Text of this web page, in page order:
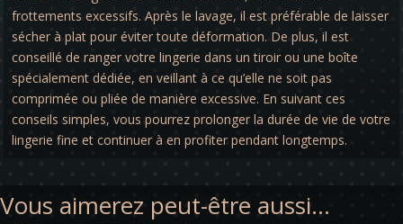
frottements excessifs. Après le lavage, il est préférable de laisser
sécher à plat pour éviter toute déformation. De plus, il est
conseillé de ranger votre lingerie dans un tiroir ou une boîte
spécialement dédiée, en veillant à ce qu’elle ne soit pas
comprimée ou pliée de manière excessive. En suivant ces
conseils simples, vous pourrez prolonger la durée de vie de votre
lingerie fine et continuer à en profiter pendant longtemps.
Vous aimerez peut-être aussi…